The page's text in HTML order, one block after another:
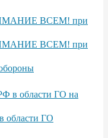
ВСЕМ! при
ВСЕМ! при
в области ГО на
области ГО